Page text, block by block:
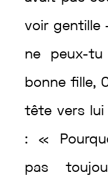
voir gentille
ne peux-tu
bonne fille,
tête vers lui
: «
pas